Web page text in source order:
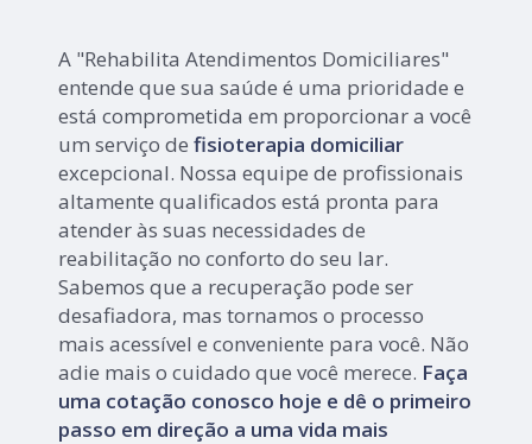
A "Rehabilita Atendimentos Domiciliares"
entende que sua saúde é uma prioridade e
está comprometida em proporcionar a você
um serviço defisioterapia domiciliar
excepcional. Nossa equipe de profissionais
altamente qualificados está pronta para
atender às suas necessidades de
reabilitação no conforto do seu lar.
Sabemos que a recuperação pode ser
desafiadora, mas tornamos o processo
mais acessível e conveniente para você. Não
adie mais o cuidado que você merece. Faça
uma cotação conosco hoje e dê o primeiro
passo em direção a uma vida mais